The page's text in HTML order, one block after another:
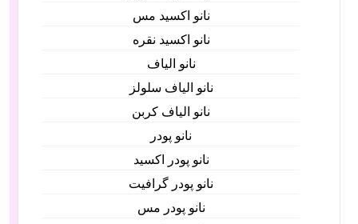
نانو اکسید مس
نانو اکسید نقره
نانو الیاف
نانو الیاف سلولز
نانو الیاف کربن
نانو پودر
نانو پودر اکسید
نانو پودر گرافیت
نانو پودر مس